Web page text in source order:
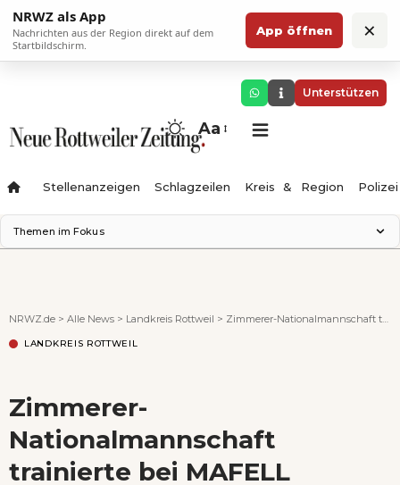
NRWZ als App
Nachrichten aus der Region direkt auf dem
Startbildschirm.
App öffnen ×
Unterstützen
Aa
Stellenanzeigen Schlagzeilen Kreis & Region Polizei
Themen im Fokus
Ferienzauber '26
Testturm
Wenn Orte erzählen ...
NRWZ.de > Alle News > Landkreis Rottweil > Zimmerer-Nationalmannschaft trainierte bei MAFELL
LANDKREIS ROTTWEIL
Zimmerer-
Nationalmannschaft
trainierte bei MAFELL